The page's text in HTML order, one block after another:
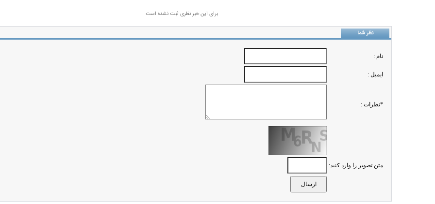
برای این خبر نظری ثبت نشده است
نظر شما
نام :
ايميل :
*نظرات :
متن تصویر را وارد کنید: